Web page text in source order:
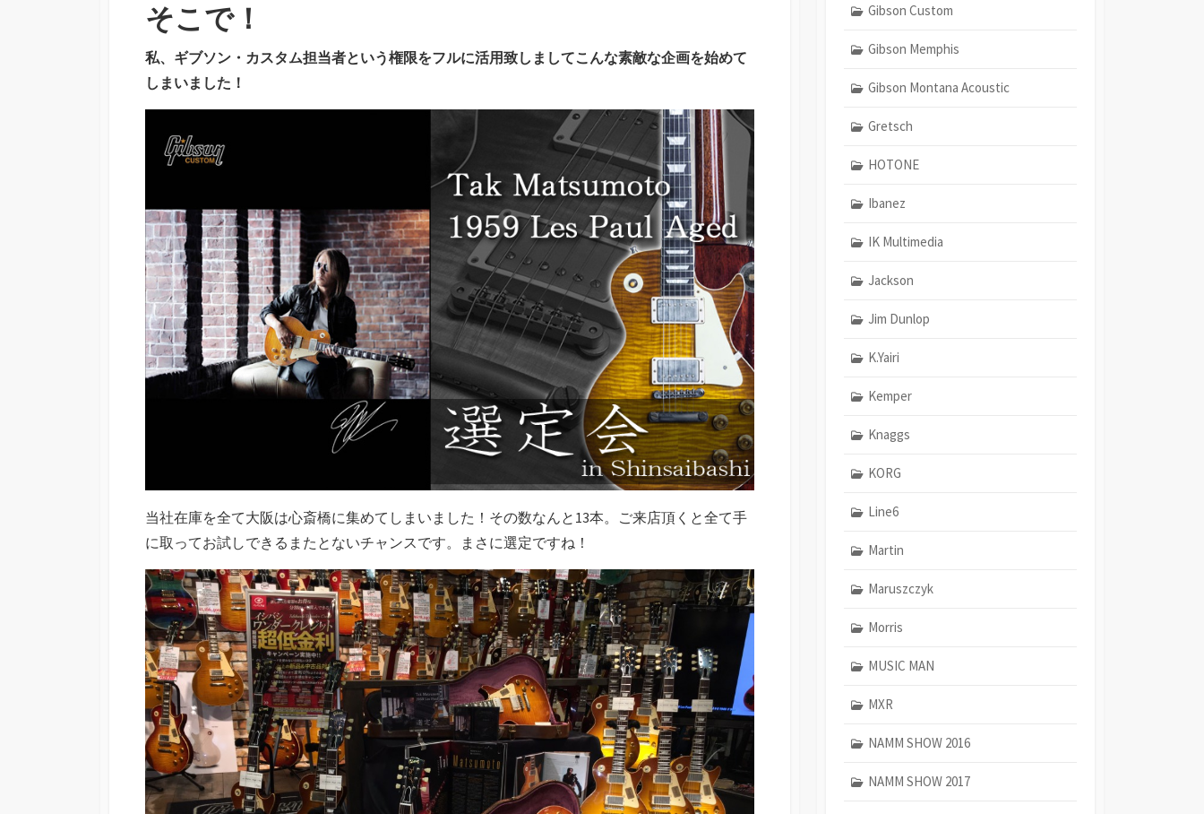
そこで！
私、ギブソン・カスタム担当者という権限をフルに活用致しましてこんな素敵な企画を始めて
しまいました！
当社在庫を全て大阪は心斎橋に集めてしまいました！その数なんと13本。ご来店頂くと全て手
に取ってお試しできるまたとないチャンスです。まさに選定ですね！
Gibson Custom
Gibson Memphis
Gibson Montana Acoustic
Gretsch
HOTONE
Ibanez
IK Multimedia
Jackson
Jim Dunlop
K.Yairi
Kemper
Knaggs
KORG
Line6
Martin
Maruszczyk
Morris
MUSIC MAN
MXR
NAMM SHOW 2016
NAMM SHOW 2017